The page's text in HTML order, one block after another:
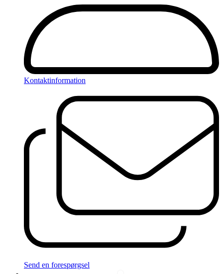
Kontaktinformation
Send en forespørgsel